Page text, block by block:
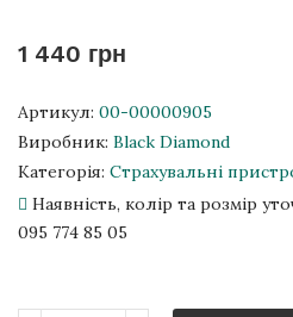
1 440 грн
Артикул: 00-00000905
Виробник: Black Diamond
Категорія: Страхувальні
Наявність, колір та розмір
095 774 85 05